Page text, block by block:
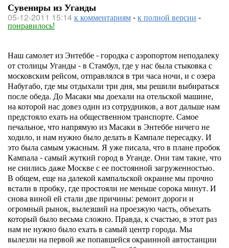
Сувениры из Уганды
05-12-2011 15:14к комментариям-к полной версии -
понравилось!
Наш самолет из Энтеббе - городка с аэропортом неподалеку
от столицы Уганды - в Стамбул, где у нас была стыковка с
московским рейсом, отправлялся в три часа ночи, и с озера
Набугабо, где мы отдыхали три дня, мы решили выбираться
после обеда. До Масаки мы доехали на отельской машине,
на которой нас довез один из сотрудников, а вот дальше нам
предстояло ехать на общественном транспорте. Самое
печальное, что напрямую из Масаки в Энтеббе ничего не
ходило, и нам нужно было делать в Кампале пересадку. И
это была самым ужасным. Я уже писала, что в плане пробок
Кампала - самый жуткий город в Уганде. Они там такие, что
не снились даже Москве с ее постоянной загруженностью.
В общем, еще на далекой кампальской окраине мы прочно
встали в пробку, где простояли не меньше сорока минут. И
снова виной ей стали две причины: ремонт дороги и
огромный рынок, вылезший на проезжую часть, объехать
который было весьма сложно. Правда, к счастью, в этот раз
нам не нужно было ехать в самый центр города. Мы
вылезли на первой же попавшейся окраинной автостанции